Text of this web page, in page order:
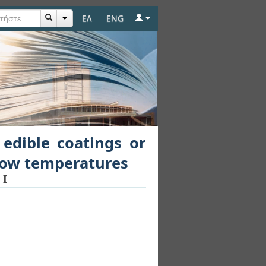
ΕΛ ENG
osmotic solutions
coatings or
temperatures
I